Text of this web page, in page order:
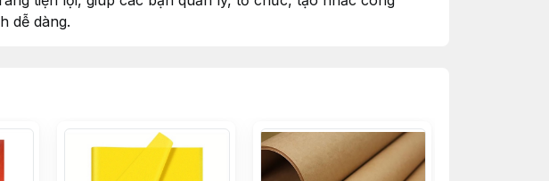
dễ dàng.